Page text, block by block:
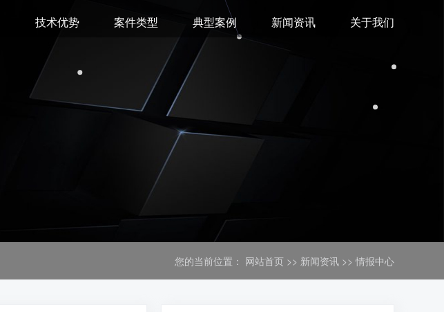
技术优势 案件类型 典型案例 新闻资讯 关于我们
您的当前位置： 网站首页 >> 新闻资讯 >> 情报中心